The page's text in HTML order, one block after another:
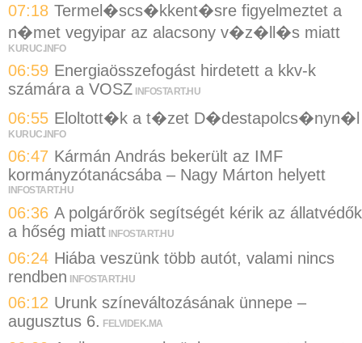
07:18 Termel�scs�kkent�sre figyelmeztet a
n�met vegyipar az alacsony v�z�ll�s miatt
KURUC.INFO
06:59 Energiaösszefogást hirdetett a kkv-k
számára a VOSZ INFOSTART.HU
06:55 Eloltott�k a t�zet D�destapolcs�nyn�l
KURUC.INFO
06:47 Kármán András bekerült az IMF
kormányzótanácsába – Nagy Márton helyett
INFOSTART.HU
06:36 A polgárőrök segítségét kérik az állatvédők
a hőség miatt INFOSTART.HU
06:24 Hiába veszünk több autót, valami nincs
rendben INFOSTART.HU
06:12 Urunk színeváltozásának ünnepe –
augusztus 6. FELVIDEK.MA